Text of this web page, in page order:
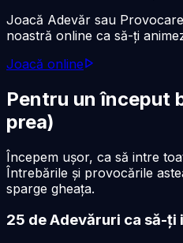
Joacă Adevăr sau
noastră online ca să-ți
Joacă online
Pentru un început
prea)
Începem ușor, ca să intre
Întrebările și provocările
sparge gheața.
25 de Adevăruri ca să-